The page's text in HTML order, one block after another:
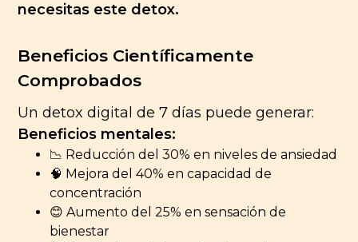
necesitas este detox.
Beneficios Científicamente
Comprobados
Un detox digital de 7 días puede generar:
Beneficios mentales:
📉 Reducción del 30% en niveles de ansiedad
🧠 Mejora del 40% en capacidad de
concentración
😊 Aumento del 25% en sensación de
bienestar